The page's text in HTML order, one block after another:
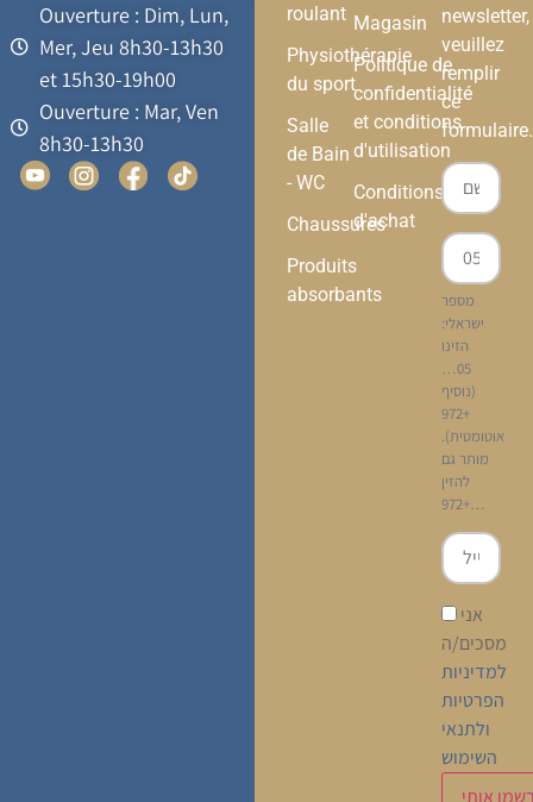
Ouverture : Dim, Lun,
Mer, Jeu 8h30-13h30
et 15h30-19h00
Ouverture : Mar, Ven
8h30-13h30
roulant
Physiothérapie
du sport
Salle
de Bain
- WC
Chaussures
Produits
absorbants
Magasin
Politique de
confidentialité
et conditions
d'utilisation
Conditions
d'achat
newsletter,
veuillez
remplir
ce
formulaire.
מספר
ישראלי:
הזינו
05…
(נוסיף
+972
אוטומטית).
מותר גם
להזין
+972…
אני
מסכים/ה
למדיניות
הפרטיות
ולתנאי
השימוש